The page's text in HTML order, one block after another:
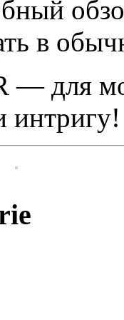
в
— для
интригу!